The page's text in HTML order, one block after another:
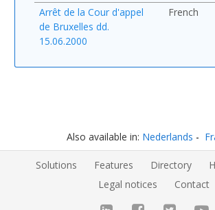
Arrêt de la Cour d'appel
de Bruxelles dd.
15.06.2000
French
Also available in: Nederlands
Solutions Features Directory
Legal notices
Contact